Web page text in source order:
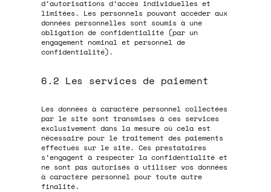
d’autorisations d’accès individuelles et
limitées. Les personnels pouvant accéder aux
données personnelles sont soumis à une
obligation de confidentialité (par un
engagement nominal et personnel de
confidentialité).
6.2 Les services de paiement
Les données à caractère personnel collectées
par le site sont transmises à ces services
exclusivement dans la mesure où cela est
nécessaire pour le traitement des paiements
effectués sur le site. Ces prestataires
s’engagent à respecter la confidentialité et
ne sont pas autorisés à utiliser vos données
à caractère personnel pour toute autre
finalité.